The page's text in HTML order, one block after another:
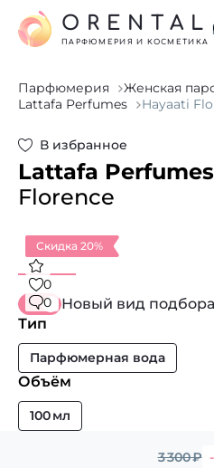
ORENTAL
ПАРФЮМЕРИЯ И КОСМЕТИКА
Парфюмерия
Женская
Lattafa Perfumes
Hayaati
В избранное
Lattafa Perfumes
Florence
Скидка 20%
0
0
Новый вид
Тип
Парфюмерная вода
Объём
100 мл
3 300₽